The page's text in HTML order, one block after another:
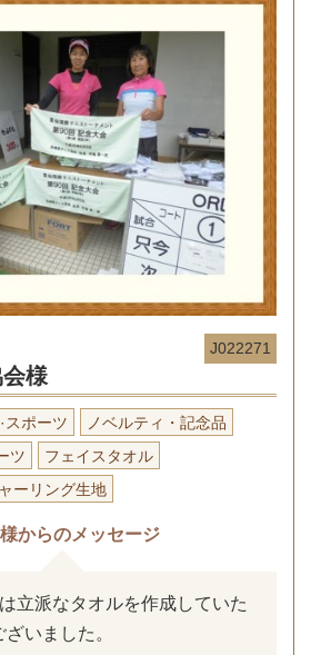
J022271
様
スポーツ
ノベルティ・記念品
ツ
フェイスタオル
ーリング生地
からのメッセージ
立派なタオルを作成していた
いました。